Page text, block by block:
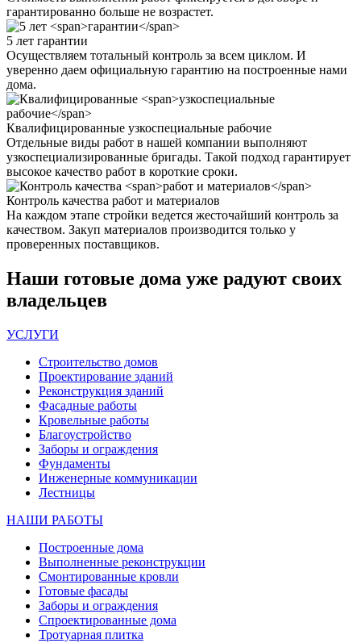
гарантированно больше не возрастет.
5 лет гарантии
Осуществляем тотальный контроль за всем циклом. И
уверенно даем официальную гарантию на построенные нами
дома.
Квалифицированные узкоспециальные рабочие
Отдельные виды работ в нашей компании выполняют
узкоспециализированные бригады. Такой подход гарантирует
высокое качество работ в короткие сроки.
Контроль качества работ и материалов
На каждом этапе стройки ведется жесточайший контроль за
качеством. Закуп материалов производится только у
проверенных поставщиков.
Наши готовые дома уже радуют своих
владельцев
УСЛУГИ
Строительство домов
Проектирование зданий
Реконструкция зданий
Фасадные работы
Кровельные работы
Благоустройство
Заборы и ограждения
Фундаменты
Инженерные коммуникации
Лестницы
НАШИ РАБОТЫ
Построенные дома
Выполненные реконструкции
Смонтированные кровли
Готовые фасады
Заборы и ограждения
Спроектированные дома
Тротуарная плитка